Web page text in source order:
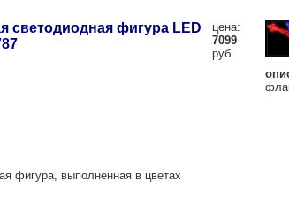
светодиодная фигура LED
цена:
7099
руб.
фигура, выполненная в цветах